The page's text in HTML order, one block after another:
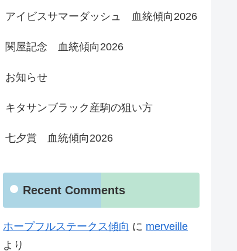
アイビスサマーダッシュ 血統傾向2026
関屋記念 血統傾向2026
お知らせ
キタサンブラック産駒の狙い方
七夕賞 血統傾向2026
Recent Comments
ホープフルステークス傾向 に merveille
より